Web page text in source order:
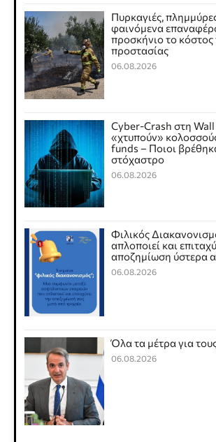
Πυρκαγιές,
φαινόμενα
προσκήνιο το κόστος
προστασίας
06.08.2026
Cyber-Crash στη
«χτυπούν»
funds – Ποιοι
στόχαστρο
06.08.2026
Φιλικός
απλοποιεί και
αποζημίωση ύστερα
06.08.2026
Όλα τα μέτρα για
06.08.2026